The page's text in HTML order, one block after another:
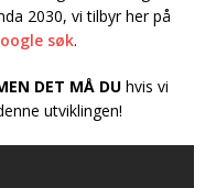
2030, vi tilbyr her på
søk.
DET MÅ DU hvis vi
utviklingen!